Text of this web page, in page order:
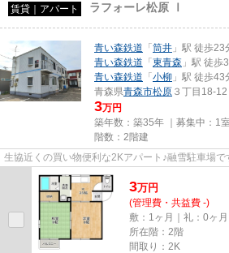
賃貸｜アパート ラフォーレ松原 Ⅰ
青い森鉄道 「 筒井 」駅 徒歩23
青い森鉄道 「 東青森 」駅 徒歩
青い森鉄道 「 小柳 」駅 徒歩43
青森県青森市松原 ３丁目18-12
3万円
築年数：築35年 ｜募集中： 1室
階数：2階建
生協近くの買い物便利な2Kアパート♪融雪駐車場
3万円
(管理費・共益費 -)
敷：1ヶ月｜礼：0ヶ月
所在階：2階
間取り：2K